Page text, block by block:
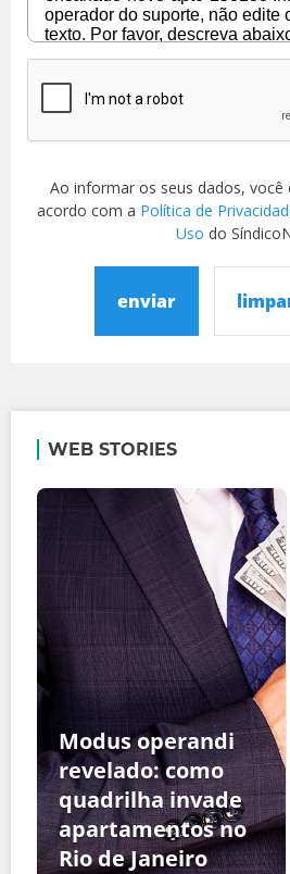
Ao informar os seus dados, você
acordo com a Política de
Uso do
enviar
WEB STORIES
Modus operandi
revelado: como
quadrilha invade
apartamentos no
Rio de Janeiro